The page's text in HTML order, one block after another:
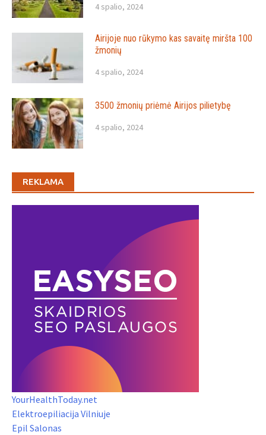
4 spalio, 2024
Airijoje nuo rūkymo kas savaitę miršta 100
žmonių
4 spalio, 2024
3500 žmonių priėmė Airijos pilietybę
4 spalio, 2024
REKLAMA
YourHealthToday.net
Elektroepiliacija Vilniuje
Epil Salonas